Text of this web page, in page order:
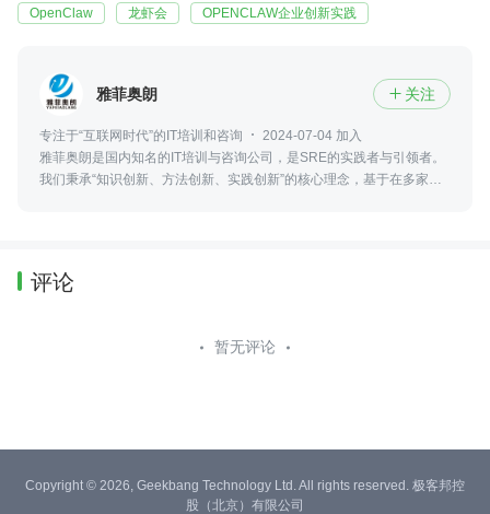
OpenClaw 龙虾会 OPENCLAW企业创新实践
雅菲奥朗  关注
专注于“互联网时代”的IT培训和咨询
2024-07-04 加入
雅菲奥朗是国内知名的IT培训与咨询公司，是SRE的实践者与引领者。
我们秉承“知识创新、方法创新、实践创新”的核心理念，基于在多家知
评论
暂无评论
Copyright © 2026, Geekbang Technology Ltd. All rights reserved. 极客邦控
股（北京）有限公司